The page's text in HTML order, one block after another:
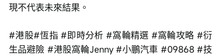
現不代表未來結果。
#港股#恆指 #即時分析 #窩輪精選 #窩輪攻略 #衍
生品避險 #港股窩輪Jenny #小鵬汽車 #09868 #技